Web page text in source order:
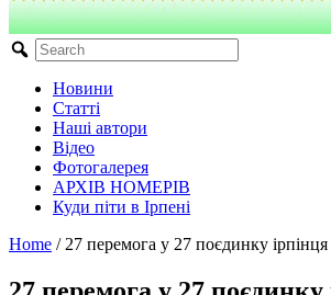
Новини
Статті
Наші автори
Відео
Фотогалерея
АРХІВ НОМЕРІВ
Куди піти в Ірпені
Home / 27 перемога у 27 поєдинку